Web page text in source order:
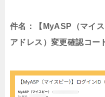
件名：【MyASP（マイ
アドレス）変更確認コー